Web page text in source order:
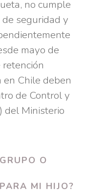
no cumple
seguridad y
mayo de
en Chile deben
de Control y
del Ministerio
O
MI HIJO?